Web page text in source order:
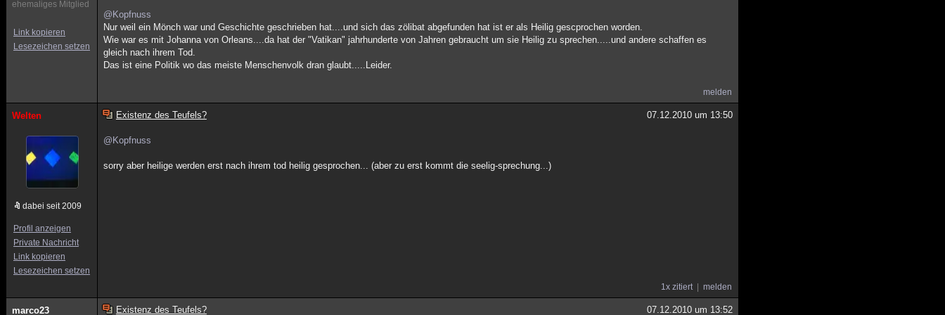
ehemaliges Mitglied
Link kopieren
Lesezeichen setzen
@Kopfnuss
Nur weil ein Mönch war und Geschichte geschrieben hat....und sich das zölibat abgefunden hat ist er als Heilig gescprochen worden.
Wie war es mit Johanna von Orleans....da hat der "Vatikan" jahrhunderte von Jahren gebraucht um sie Heilig zu sprechen.....und andere schaffen es
gleich nach ihrem Tod.
Das ist eine Politik wo das meiste Menschenvolk dran glaubt.....Leider.
melden
Welten
dabei seit 2009
Profil anzeigen
Private Nachricht
Link kopieren
Lesezeichen setzen
Existenz des Teufels? 07.12.2010 um 13:50
@Kopfnuss
sorry aber heilige werden erst nach ihrem tod heilig gesprochen... (aber zu erst kommt die seelig-sprechung...)
1x zitiert melden
marco23 Existenz des Teufels? 07.12.2010 um 13:52